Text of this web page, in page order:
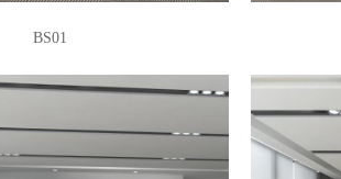
BS01